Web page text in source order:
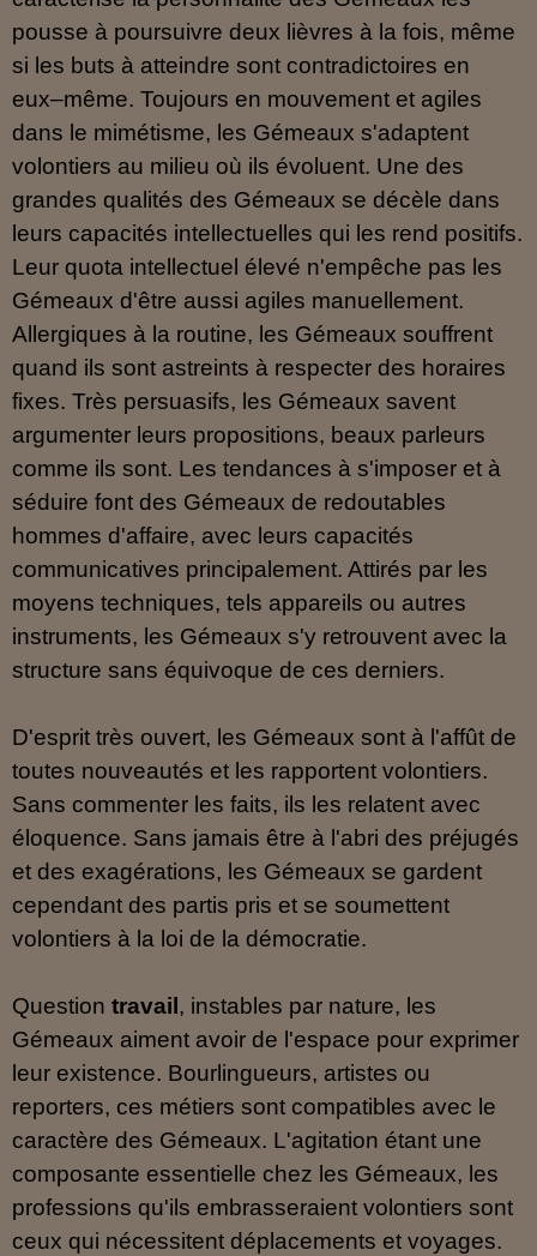
pousse à poursuivre deux lièvres à la fois, même
si les buts à atteindre sont contradictoires en
eux–même. Toujours en mouvement et agiles
dans le mimétisme, les Gémeaux s'adaptent
volontiers au milieu où ils évoluent. Une des
grandes qualités des Gémeaux se décèle dans
leurs capacités intellectuelles qui les rend positifs.
Leur quota intellectuel élevé n'empêche pas les
Gémeaux d'être aussi agiles manuellement.
Allergiques à la routine, les Gémeaux souffrent
quand ils sont astreints à respecter des horaires
fixes. Très persuasifs, les Gémeaux savent
argumenter leurs propositions, beaux parleurs
comme ils sont. Les tendances à s'imposer et à
séduire font des Gémeaux de redoutables
hommes d'affaire, avec leurs capacités
communicatives principalement. Attirés par les
moyens techniques, tels appareils ou autres
instruments, les Gémeaux s'y retrouvent avec la
structure sans équivoque de ces derniers.
D'esprit très ouvert, les Gémeaux sont à l'affût de
toutes nouveautés et les rapportent volontiers.
Sans commenter les faits, ils les relatent avec
éloquence. Sans jamais être à l'abri des préjugés
et des exagérations, les Gémeaux se gardent
cependant des partis pris et se soumettent
volontiers à la loi de la démocratie.
Question travail , instables par nature, les
Gémeaux aiment avoir de l'espace pour exprimer
leur existence. Bourlingueurs, artistes ou
reporters, ces métiers sont compatibles avec le
caractère des Gémeaux. L'agitation étant une
composante essentielle chez les Gémeaux, les
professions qu'ils embrasseraient volontiers sont
ceux qui nécessitent déplacements et voyages.